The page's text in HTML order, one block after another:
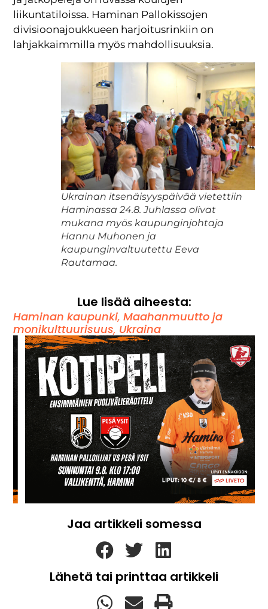
liikuntatiloissa. Haminan Pallokissojen
divisioonajoukkueen harjoitusrinkiin on
lahjakkaimmilla myös mahdollisuuksia.
Ukrainan itsenäisyyspäivää vietettiin
Haminassa 24.8. Juhlassa olivat
mukana myös kaupunginjohtaja
Hannu Muhonen ja
kaupunginvaltuutettu Eeva
Rautamaa.
Lue lisää aiheesta:
Haminan kaupunki,Maahanmuutto ja
monikulttuurisuus, Ukraina
Jaa artikkeli somessa
Lähetä tai printtaa artikkeli